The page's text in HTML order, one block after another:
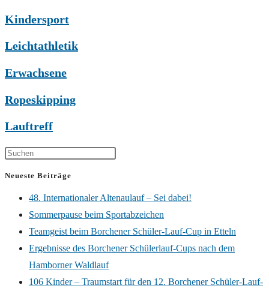
Kindersport
Leichtathletik
Erwachsene
Ropeskipping
Lauftreff
Neueste Beiträge
48. Internationaler Altenaulauf – Sei dabei!
Sommerpause beim Sportabzeichen
Teamgeist beim Borchener Schüler-Lauf-Cup in Etteln
Ergebnisse des Borchener Schülerlauf-Cups nach dem
Hamborner Waldlauf
106 Kinder – Traumstart für den 12. Borchener Schüler-Lauf-